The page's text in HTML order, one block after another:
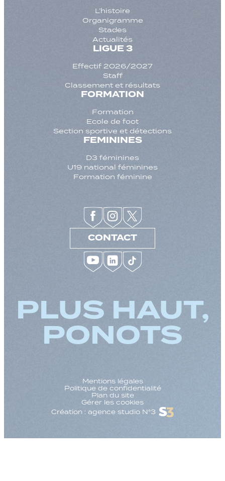
L’histoire
Organigramme
Stades
Actualités
LIGUE 3
Effectif 2026/2027
Staff
Classement et résultats
FORMATION
Formation
Ecole de foot
Section sportive et détections
FEMININES
D3 féminines
U19 national féminines
Formation féminine
CONTACT
PLUS HAUT,
PONOTS
Mentions légales
Politique de confidentialité
Plan du site
Gérer les cookies
Création : agence studio N°3